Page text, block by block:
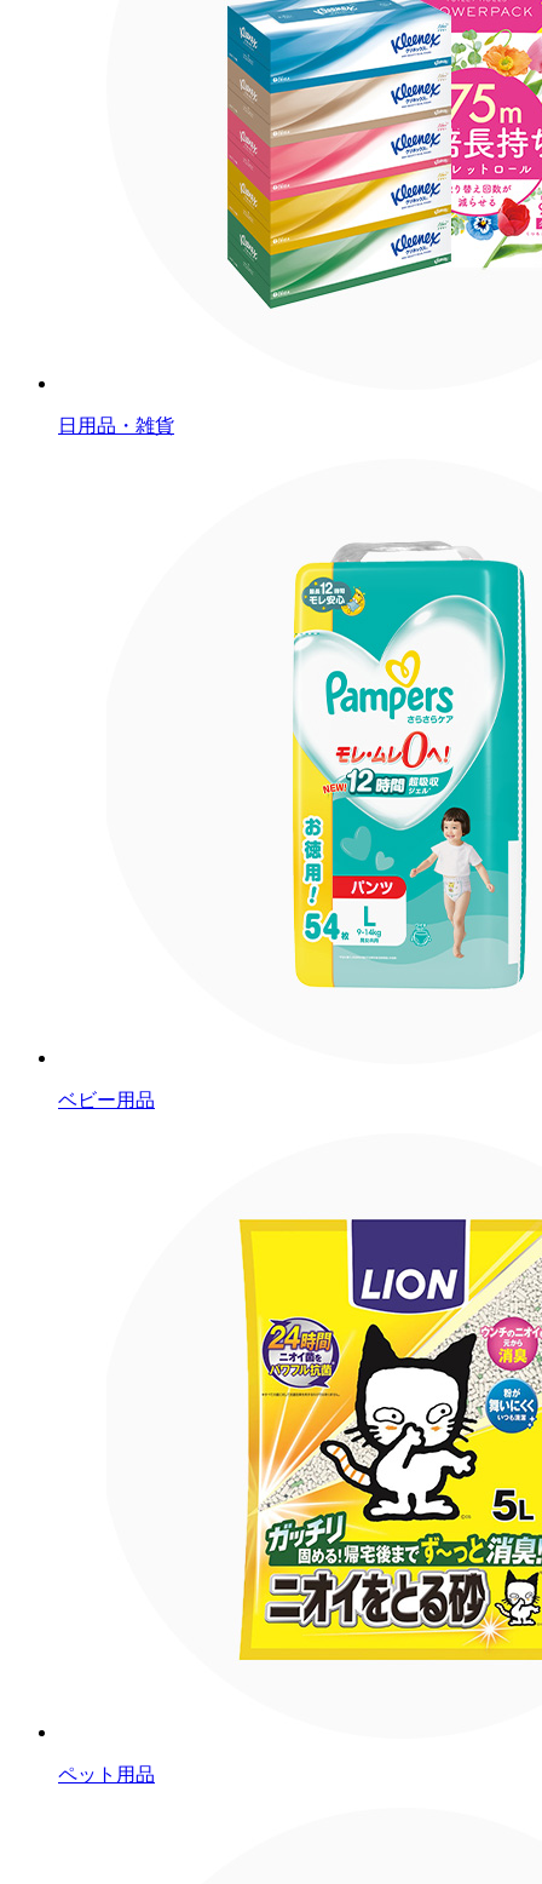
日用品・雑貨
ベビー用品
ペット用品